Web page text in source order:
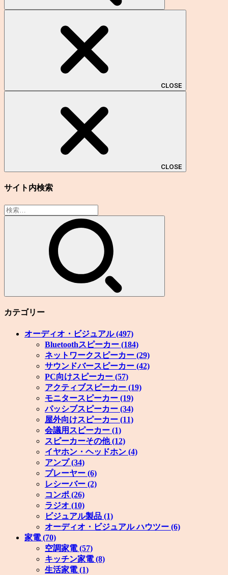
CLOSE
CLOSE
サイト内検索
検
索:
カテゴリー
オーディオ・ビジュアル(497)
Bluetoothスピーカー (184)
ネットワークスピーカー (29)
サウンドバースピーカー (42)
PC向けスピーカー (57)
アクティブスピーカー (19)
モニタースピーカー (19)
パッシブスピーカー (34)
屋外向けスピーカー (11)
会議用スピーカー (1)
スピーカーその他(12)
イヤホン・ヘッドホン (4)
アンプ(34)
プレーヤー (6)
レシーバー (2)
コンポ (26)
ラジオ (10)
ビジュアル製品 (1)
オーディオ・ビジュアル ハウツー (6)
家電(70)
空調家電(57)
キッチン家電(8)
生活家電(1)